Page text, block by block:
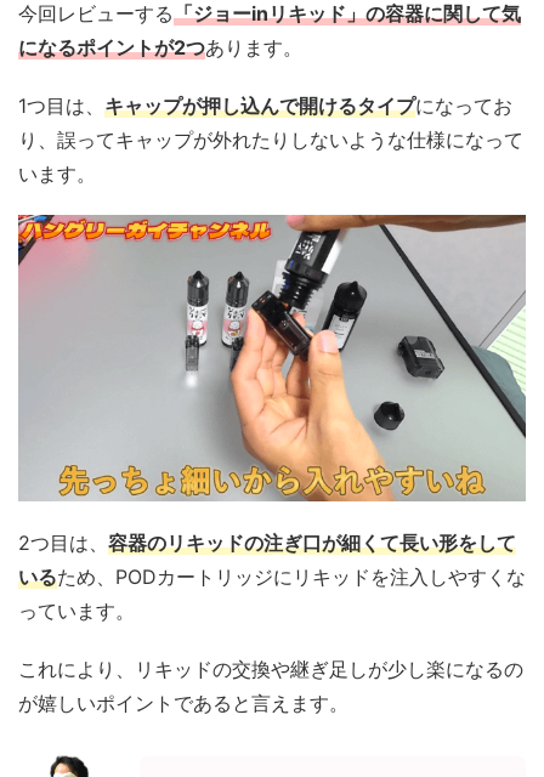
今回レビューする「ジョーinリキッド」の容器に関して気
になるポイントが2つあります。
1つ目は、 キャップが押し込んで開けるタイプになってお
り、誤ってキャップが外れたりしないような仕様になって
います。
2つ目は、 容器のリキッドの注ぎ口が細くて長い形をして
いるため、PODカートリッジにリキッドを注入しやすくな
っています。
これにより、リキッドの交換や継ぎ足しが少し楽になるの
が嬉しいポイントであると言えます。